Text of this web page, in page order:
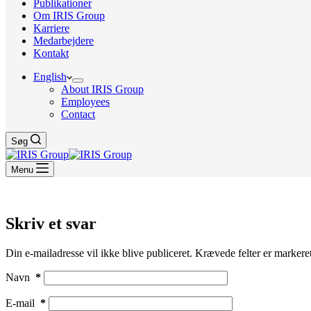
Publikationer
Om IRIS Group
Karriere
Medarbejdere
Kontakt
English
About IRIS Group
Employees
Contact
Søg
Menu
Skriv et svar
Din e-mailadresse vil ikke blive publiceret. Krævede felter er
Navn *
E-mail *